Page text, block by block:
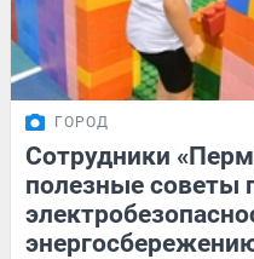
ГОРОД
Сотрудники
полезные советы